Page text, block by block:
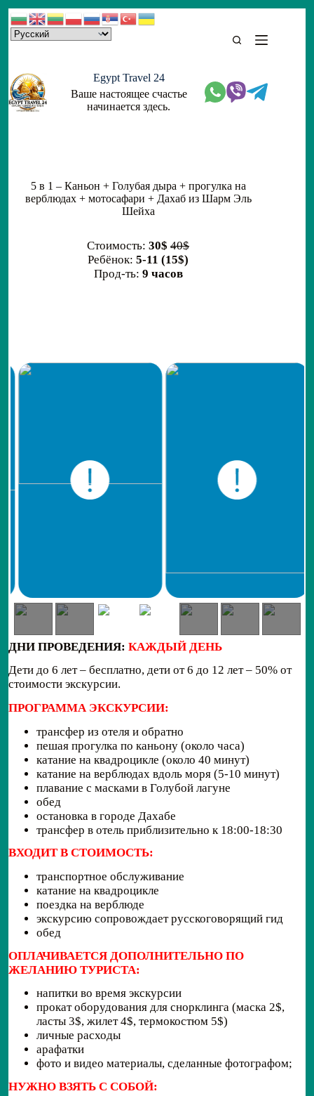
Skip
to
content
Egypt Travel 24
Ваше настоящее счастье
начинается здесь.
5 в 1 – Каньон + Голубая дыра + прогулка на
верблюдах + мотосафари + Дахаб из Шарм Эль
Шейха
Стоимость:30$ 40$
Ребёнок:5-11 (15$)
Прод-ть: 9 часов
ДНИ ПРОВЕДЕНИЯ: КАЖДЫЙ ДЕНЬ
Дети до 6 лет – бесплатно, дети от 6 до 12 лет – 50% от
стоимости экскурсии.
ПРОГРАММА ЭКСКУРСИИ:
трансфер из отеля и обратно
пешая прогулка по каньону (около часа)
катание на квадроцикле (около 40 минут)
катание на верблюдах вдоль моря (5-10 минут)
плавание с масками в Голубой лагуне
обед
остановка в городе Дахабе
трансфер в отель приблизительно к 18:00-18:30
ВХОДИТ В СТОИМОСТЬ:
транспортное обслуживание
катание на квадроцикле
поездка на верблюде
экскурсию сопровождает русскоговорящий гид
обед
ОПЛАЧИВАЕТСЯ ДОПОЛНИТЕЛЬНО ПО
ЖЕЛАНИЮ ТУРИСТА:
напитки во время экскурсии
прокат оборудования для снорклинга (маска 2$,
ласты 3$, жилет 4$, термокостюм 5$)
личные расходы
арафатки
фото и видео материалы, сделанные фотографом;
НУЖНО ВЗЯТЬ С СОБОЙ: